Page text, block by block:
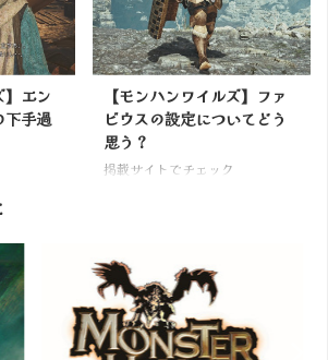
】エン
下手過
【モンハンワイルズ】ファ
ビウスの設定についてどう
思う？
掲載サイトでチェック